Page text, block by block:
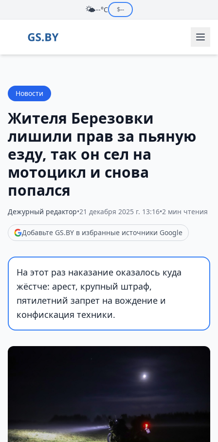
🌤️--°C $--
Новости
Жителя Березовки
лишили прав за пьяную
езду, так он сел на
мотоцикл и снова
попался
Дежурный редактор•21 декабря 2025 г. 13:16•2 мин чтения
Добавьте GS.BY в избранные источники Google
На этот раз наказание оказалось куда
жёстче: арест, крупный штраф,
пятилетний запрет на вождение и
конфискация техники.